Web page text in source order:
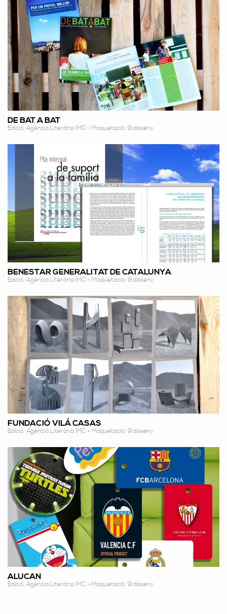
DE BAT A BAT
Edició: Agència Literària IMC - Maquetació: 9·disseny
BENESTAR GENERALITAT DE CATALUNYA
Edició: Agència Literària IMC - Maquetació: 9·disseny
FUNDACIÓ VILÁ CASAS
Edició: Agència Literària IMC - Maquetació: 9·disseny
ALUCAN
Edició: Agència Literària IMC - Maquetació: 9·disseny